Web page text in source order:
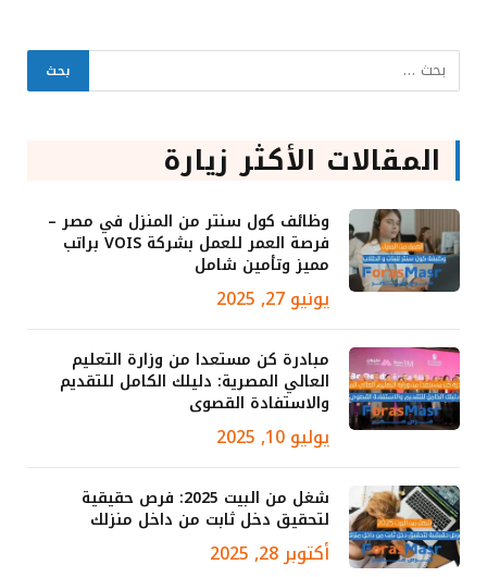
المقالات الأكثر زيارة
وظائف كول سنتر من المنزل في مصر –
فرصة العمر للعمل بشركة VOIS براتب
مميز وتأمين شامل
يونيو 27, 2025
مبادرة كن مستعدا من وزارة التعليم
العالي المصرية: دليلك الكامل للتقديم
والاستفادة القصوى
يوليو 10, 2025
شغل من البيت 2025: فرص حقيقية
لتحقيق دخل ثابت من داخل منزلك
أكتوبر 28, 2025